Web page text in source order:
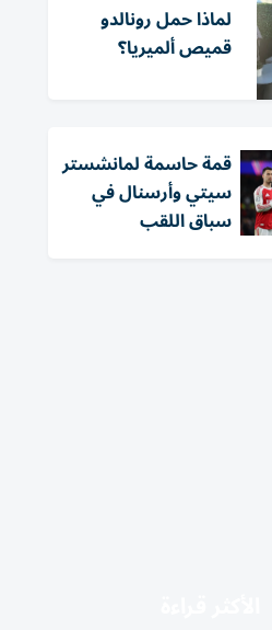
لماذا حمل رونالدو
قميص ألميريا؟
قمة حاسمة لمانشستر
سيتي وأرسنال في
سباق اللقب